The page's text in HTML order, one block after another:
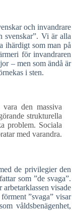
och invandrare
svenskar”. Vi är alla
ihärdigt som man på
för invandraren
– men som ändå är
i sten.
den massiva
strukturella
problem. Sociala
med varandra.
de privilegier den
som ”de svaga”.
visade
”svaga” visar
våldsbenägenhet,